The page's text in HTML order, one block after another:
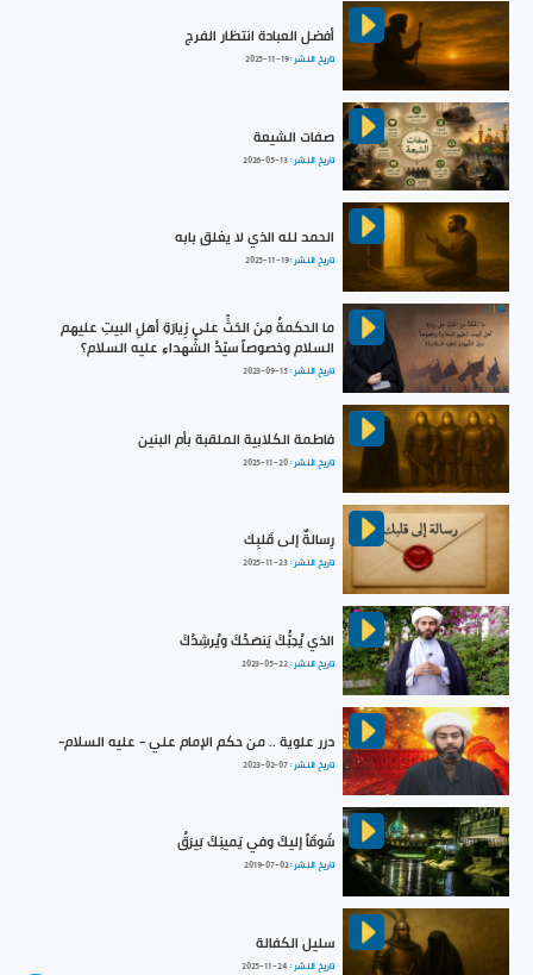
أفضل العبادة انتظار الفرج
تاريخ النشر :2025-11-19
صفات الشيعة
تاريخ النشر :2026-05-13
الحمد لله الذي لا يغلق بابه
تاريخ النشر :2025-11-19
ما الحكمةُ مِنَ الحَثِّ على زِيارَةِ أهلِ البيتِ عليهم
السلام وخصوصاً سيّدُ الشُّهداءِ عليه السلام؟
تاريخ النشر :2023-09-15
فاطمة الكلابية الملقبة بأم البنين
تاريخ النشر :2025-11-20
رِسالةٌ إلى قَلبِك
تاريخ النشر :2025-11-23
الذي يُحِبُّكَ يَنصَحُكَ ويُرشِدُكَ
تاريخ النشر :2023-05-22
درر علوية .. من حكم الإمام علي - عليه السلام-
تاريخ النشر :2023-02-07
شَوقَاً إليكَ وفي يَمينِكَ بَيرَقُ
تاريخ النشر :2019-07-02
سليل الكفالة
تاريخ النشر : 2025-11-24